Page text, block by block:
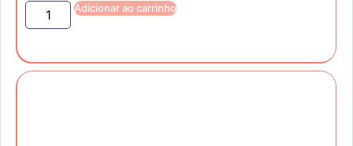
Adicionar ao carrinho